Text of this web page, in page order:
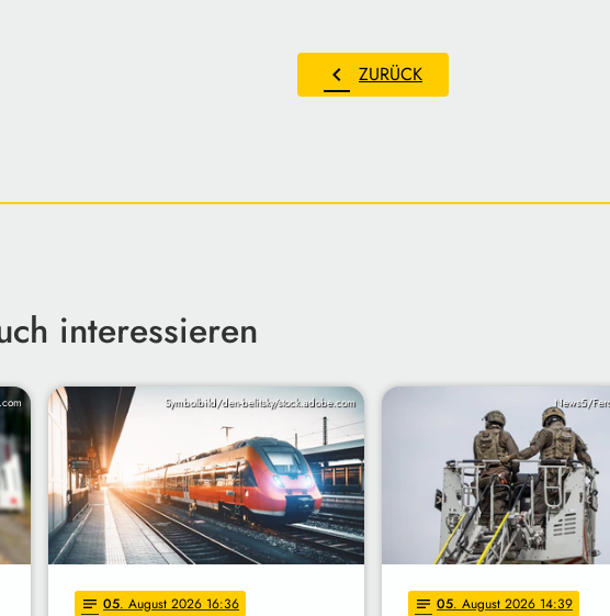
chevron_left ZURÜCK
interessieren
Symbolbild/den-belitsky/stock.adobe.com
notes 05. August 2026 16:36
News5/
notes 05. August 2026 14:39